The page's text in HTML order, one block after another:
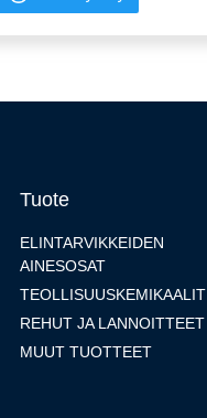
Tuote
ELINTARVIKKEIDEN
AINESOSAT
TEOLLISUUSKEMIKAALIT
REHUT JA LANNOITTEET
MUUT TUOTTEET